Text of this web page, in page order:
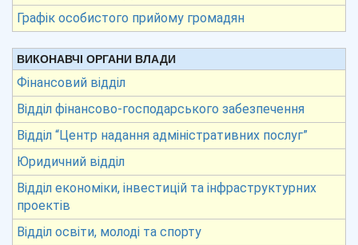
Графік особистого прийому громадян
ВИКОНАВЧІ ОРГАНИ ВЛАДИ
Фінансовий відділ
Відділ фінансово-господарського забезпечення
Відділ “Центр надання адміністративних послуг”
Юридичний відділ
Відділ економіки, інвестицій та інфраструктурних
проектів
Відділ освіти, молоді та спорту